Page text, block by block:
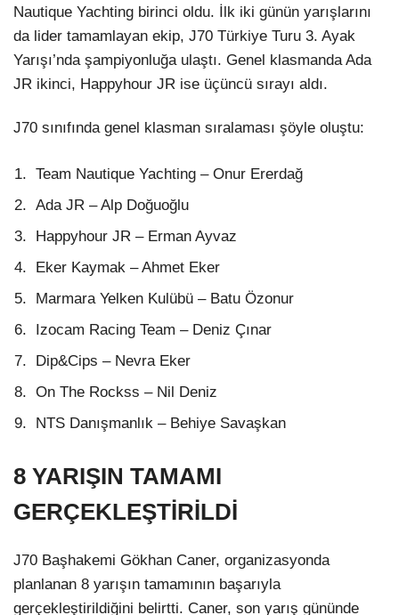
Nautique Yachting birinci oldu. İlk iki günün yarışlarını
da lider tamamlayan ekip, J70 Türkiye Turu 3. Ayak
Yarışı’nda şampiyonluğa ulaştı. Genel klasmanda Ada
JR ikinci, Happyhour JR ise üçüncü sırayı aldı.
J70 sınıfında genel klasman sıralaması şöyle oluştu:
Team Nautique Yachting – Onur Ererdağ
Ada JR – Alp Doğuoğlu
Happyhour JR – Erman Ayvaz
Eker Kaymak – Ahmet Eker
Marmara Yelken Kulübü – Batu Özonur
Izocam Racing Team – Deniz Çınar
Dip&Cips – Nevra Eker
On The Rockss – Nil Deniz
NTS Danışmanlık – Behiye Savaşkan
8 YARIŞIN TAMAMI
GERÇEKLEŞTİRİLDİ
J70 Başhakemi Gökhan Caner, organizasyonda
planlanan 8 yarışın tamamının başarıyla
gerçekleştirildiğini belirtti. Caner, son yarış gününde